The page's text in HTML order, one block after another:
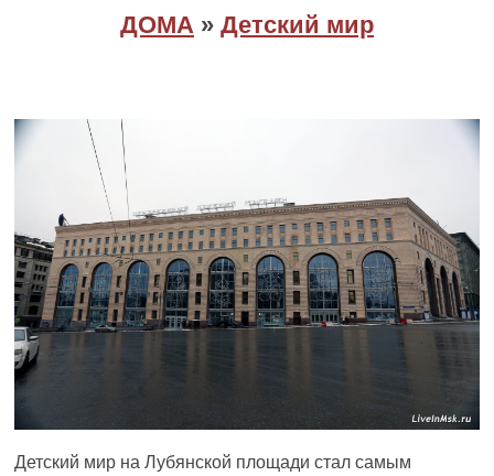
ДОМА » Детский мир
Детский мир на Лубянской площади стал самым